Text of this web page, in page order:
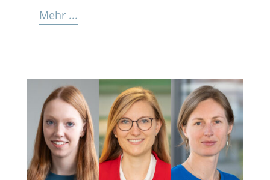
Mehr ...